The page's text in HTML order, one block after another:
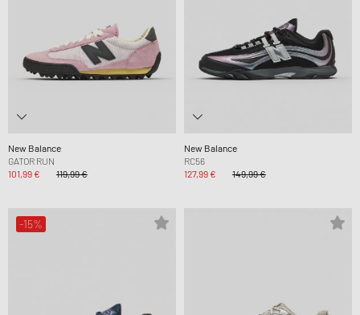
New Balance
GATOR RUN
101,99 €
119,99 €
New Balance
RC56
127,99 €
149,99 €
-15%